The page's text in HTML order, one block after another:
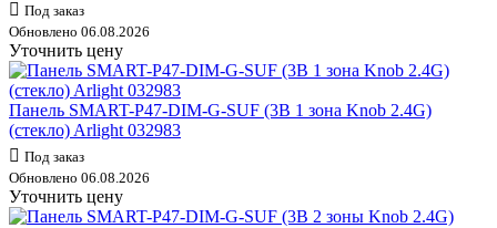
Под заказ
Обновлено 06.08.2026
Уточнить цену
Панель SMART-P47-DIM-G-SUF (3В 1 зона Knob 2.4G)
(стекло) Arlight 032983
Под заказ
Обновлено 06.08.2026
Уточнить цену